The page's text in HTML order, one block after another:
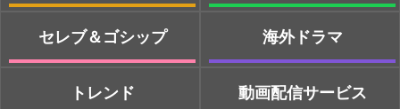
セレブ＆ゴシップ
トレンド
海外ドラマ
動画配信サービス